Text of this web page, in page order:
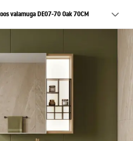
valamuga DE07-70 Oak 70CM